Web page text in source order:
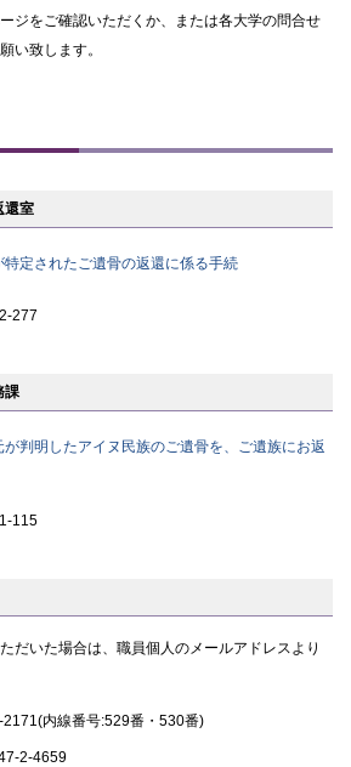
ジをご確認いただくか、または各大学の問合せ
い致します。
還室
定されたご遺骨の返還に係る手続
277
課
判明したアイヌ民族のご遺骨を、ご遺族にお返
115
だいた場合は、職員個人のメールアドレスより
内線番号:529番・530番)
2-4659